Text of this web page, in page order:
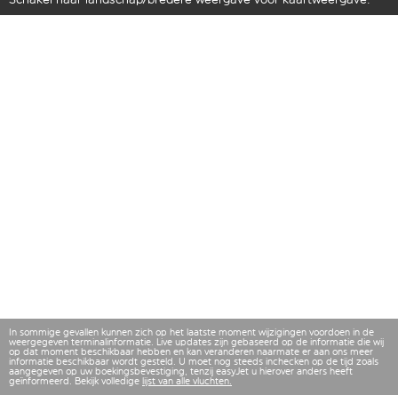
In sommige gevallen kunnen zich op het laatste moment wijzigingen voordoen in de
weergegeven terminalinformatie. Live updates zijn gebaseerd op de informatie die wij
op dat moment beschikbaar hebben en kan veranderen naarmate er aan ons meer
informatie beschikbaar wordt gesteld. U moet nog steeds inchecken op de tijd zoals
aangegeven op uw boekingsbevestiging, tenzij easyJet u hierover anders heeft
geïnformeerd. Bekijk volledige lijst van alle vluchten.